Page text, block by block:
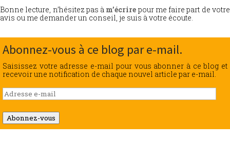
Bonne lecture, n’hésitez pas à m’écrire pour me faire part de votre
avis ou me demander un conseil, je suis à votre écoute.
Abonnez-vous à ce blog par e-mail.
Saisissez votre adresse e-mail pour vous abonner à ce blog et
recevoir une notification de chaque nouvel article par e-mail.
Adresse
e-
mail
Abonnez-vous